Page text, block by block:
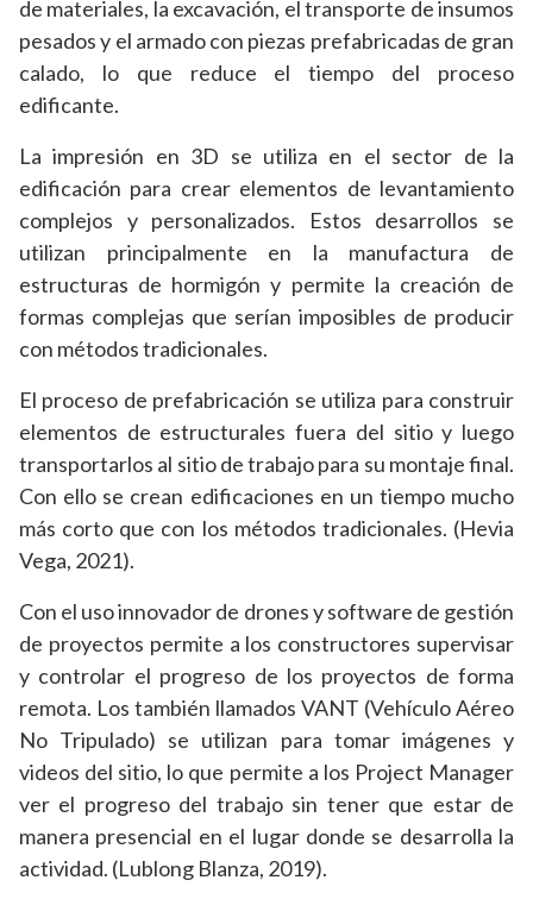
de materiales, la excavación, el transporte de insumos
pesados y el armado con piezas prefabricadas de gran
calado, lo que reduce el tiempo del proceso
edificante.
La impresión en 3D se utiliza en el sector de la
edificación para crear elementos de levantamiento
complejos y personalizados. Estos desarrollos se
utilizan principalmente en la manufactura de
estructuras de hormigón y permite la creación de
formas complejas que serían imposibles de producir
con métodos tradicionales.
El proceso de prefabricación se utiliza para construir
elementos de estructurales fuera del sitio y luego
transportarlos al sitio de trabajo para su montaje final.
Con ello se crean edificaciones en un tiempo mucho
más corto que con los métodos tradicionales. (Hevia
Vega, 2021).
Con el uso innovador de drones y software de gestión
de proyectos permite a los constructores supervisar
y controlar el progreso de los proyectos de forma
remota. Los también llamados VANT (Vehículo Aéreo
No Tripulado) se utilizan para tomar imágenes y
videos del sitio, lo que permite a los Project Manager
ver el progreso del trabajo sin tener que estar de
manera presencial en el lugar donde se desarrolla la
actividad. (Lublong Blanza, 2019).